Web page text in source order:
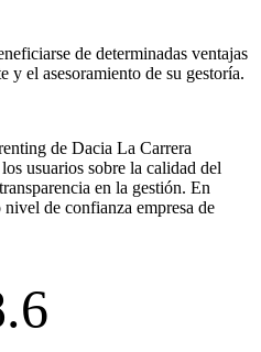
de determinadas ventajas
y el asesoramiento de su gestoría.
de Dacia La Carrera
usuarios sobre la calidad del
en la gestión. En
nivel de confianza empresa de